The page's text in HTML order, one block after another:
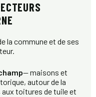
la commune et de ses
— maisons et
autour de la
aux toitures de tuile et